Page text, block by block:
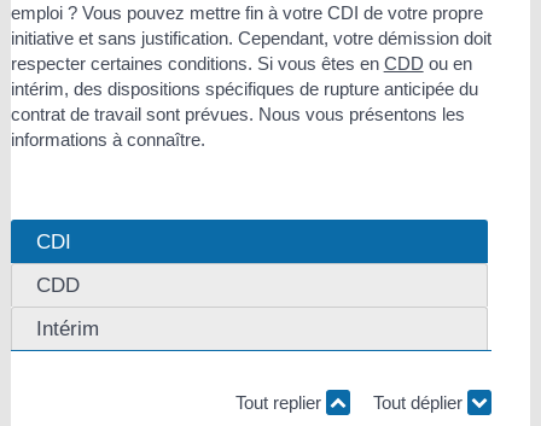
emploi ? Vous pouvez mettre fin à votre CDI de votre propre
initiative et sans justification. Cependant, votre démission doit
respecter certaines conditions. Si vous êtes en CDD ou en
intérim, des dispositions spécifiques de rupture anticipée du
contrat de travail sont prévues. Nous vous présentons les
informations à connaître.
CDI
CDD
Intérim
Tout replier Tout déplier